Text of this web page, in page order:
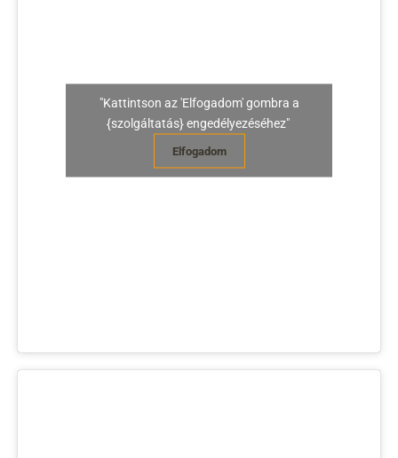
"Kattintson az 'Elfogadom' gombra a
{szolgáltatás} engedélyezéséhez"
Elfogadom